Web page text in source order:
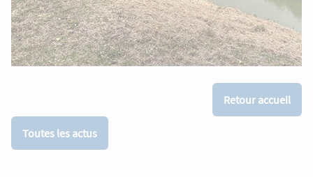
Retour accueil
Toutes les actus